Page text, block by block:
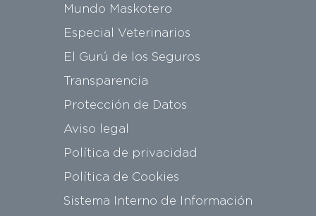
Mundo Maskotero
Especial Veterinarios
El Gurú de los Seguros
Transparencia
Protección de Datos
Aviso legal
Política de privacidad
Política de Cookies
Sistema Interno de Información